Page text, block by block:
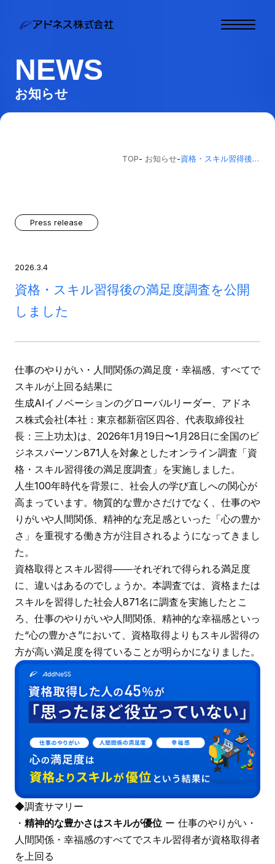
NEWS
お知らせ
TOP- お知らせ- 資格・スキル習得後の満足度調査を公開しました
Press release
2026.3.4
資格・スキル習得後の満足度調査を公開
しました
仕事のやりがい・人間関係の満足度・幸福感、すべてで
スキルが上回る結果に
生成AIイノベーションのグローバルリーダー、アドネ
ス株式会社(本社：東京都新宿区四谷、代表取締役社
長：三上功太)は、2026年1月19日〜1月28日に全国のビ
ジネスパーソン871人を対象としたオンライン調査「資
格・スキル習得後の満足度調査」を実施しました。
人生100年時代を背景に、社会人の学び直しへの関心が
高まっています。物質的な豊かさだけでなく、仕事のや
りがいや人間関係、精神的な充足感といった「心の豊か
さ」を重視する働き方が注目されるようになってきまし
た。
資格取得とスキル習得――それぞれで得られる満足度
に、違いはあるのでしょうか。本調査では、資格または
スキルを習得した社会人871名に調査を実施したとこ
ろ、仕事のやりがいや人間関係、精神的な幸福感といっ
た“心の豊かさ”において、資格取得よりもスキル習得の
方が高い満足度を得ていることが明らかになりました。
◆調査サマリー
・ 精神的な豊かさはスキルが優位 ー 仕事のやりがい・
人間関係・幸福感のすべてでスキル習得者が資格取得者
を上回る